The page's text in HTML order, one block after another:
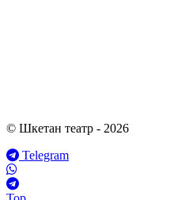
© Шкетан театр - 2026
Telegram